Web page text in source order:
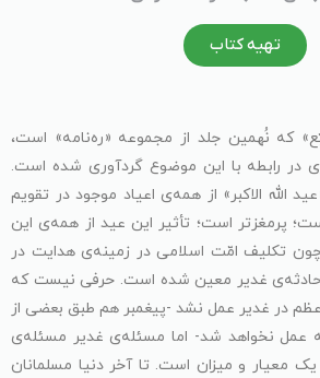
تهیه کتاب
که نُهمین جلد از مجموعه «ره‌نامه» است،
در رابطه با این موضوع گردآوری شده است.
الله الاکبر» از همه‌ی اعیاد موجود در تقویم
پرمغزتر است؛ تأثیر این عید از همه‌ی این
چون تکلیف امّت اسلامی در زمینه‌ی هدایت در
غدیر معین شده است. حرفی نیست که
در غدیر عمل نشد -پیغمبر هم طبق بعضی از
عمل نخواهد شد- اما مسئله‌ی غدیر مسئله‌ی
معیار و میزان است. تا آخر دنیا مسلمانان